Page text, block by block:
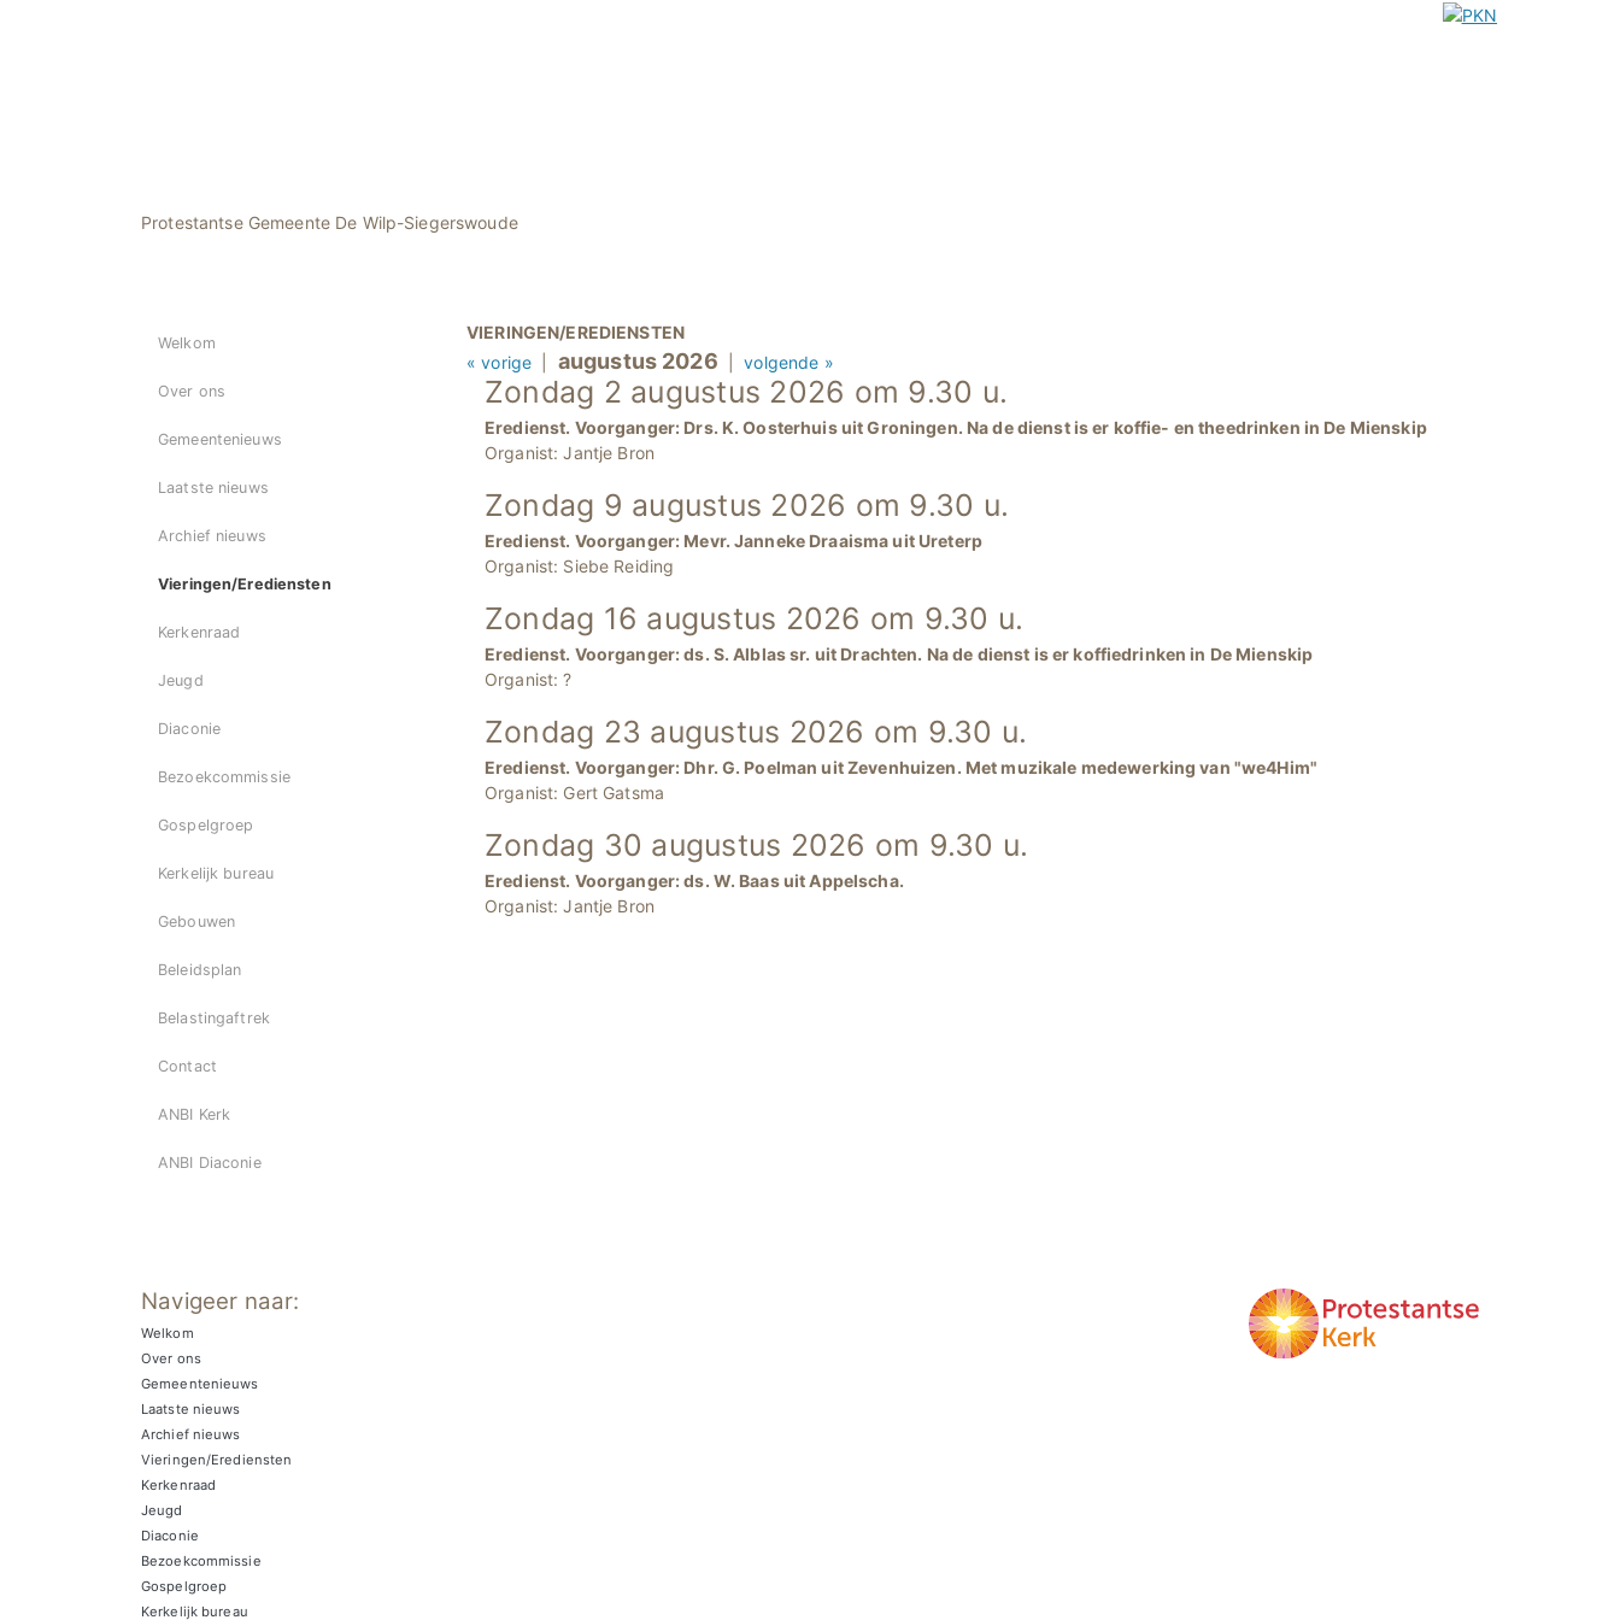
Protestantse Gemeente De Wilp-Siegerswoude
Welkom
Over ons
Gemeentenieuws
Laatste nieuws
Archief nieuws
Vieringen/Erediensten
Kerkenraad
Jeugd
Diaconie
Bezoekcommissie
Gospelgroep
Kerkelijk bureau
Gebouwen
Beleidsplan
Belastingaftrek
Contact
ANBI Kerk
ANBI Diaconie
VIERINGEN/EREDIENSTEN
« vorige
augustus 2026 |volgende »
Zondag 2 augustus 2026 om 9.30 u.
Eredienst. Voorganger: Drs. K. Oosterhuis uit Groningen. Na de dienst is er koffie- en theedrinken in De Mienskip
Organist: Jantje Bron
Zondag 9 augustus 2026 om 9.30 u.
Eredienst. Voorganger: Mevr. Janneke Draaisma uit Ureterp
Organist: Siebe Reiding
Zondag 16 augustus 2026 om 9.30 u.
Eredienst. Voorganger: ds. S. Alblas sr. uit Drachten. Na de dienst is er koffiedrinken in De Mienskip
Organist: ?
Zondag 23 augustus 2026 om 9.30 u.
Eredienst. Voorganger: Dhr. G. Poelman uit Zevenhuizen. Met muzikale medewerking van "we4Him"
Organist: Gert Gatsma
Zondag 30 augustus 2026 om 9.30 u.
Eredienst. Voorganger: ds. W. Baas uit Appelscha.
Organist: Jantje Bron
Navigeer naar:
Welkom
Over ons
Gemeentenieuws
Laatste nieuws
Archief nieuws
Vieringen/Erediensten
Kerkenraad
Jeugd
Diaconie
Bezoekcommissie
Gospelgroep
Kerkelijk bureau